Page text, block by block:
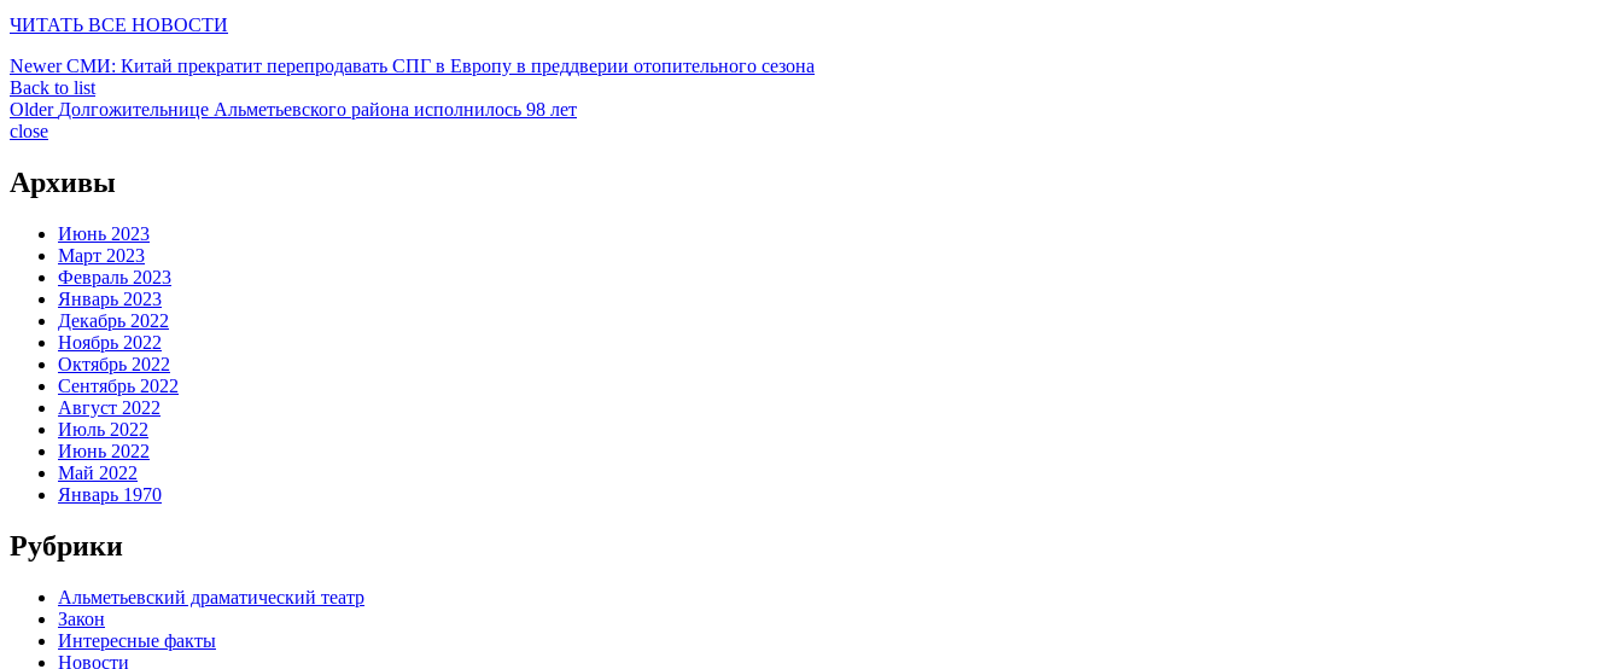
ЧИТАТЬ ВСЕ НОВОСТИ
Newer СМИ: Китай прекратит перепродавать СПГ в Европу в преддверии отопительного сезона
Back to list
Older Долгожительнице Альметьевского района исполнилось 98 лет
close
Архивы
Июнь 2023
Март 2023
Февраль 2023
Январь 2023
Декабрь 2022
Ноябрь 2022
Октябрь 2022
Сентябрь 2022
Август 2022
Июль 2022
Июнь 2022
Май 2022
Январь 1970
Рубрики
Альметьевский драматический театр
Закон
Интересные факты
Новости